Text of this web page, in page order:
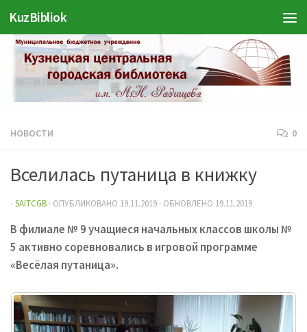
Перейти к содержимому
KuzBibliok
НОВОСТИ 0
Вселилась путаница в книжку
-SAITCGB · ОПУБЛИКОВАНО 19.11.2019 · ОБНОВЛЕНО 19.11.2019
В филиале № 9 учащиеся начальных классов школы №
5 активно соревновались в игровой программе
«Весёлая путаница».